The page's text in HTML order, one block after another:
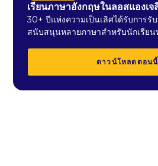
เรียนภาษาอังกฤษในลอสแองเจ
30+ ปีแห่งความเป็นเลิศได้รับการรับ
สนับสนุนหลายภาษาสำหรับนักเรียน
ดาวน์โหลดตอน